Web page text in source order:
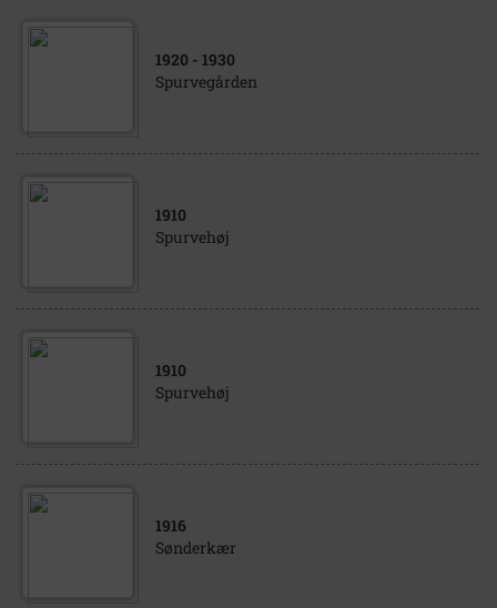
1920 - 1930
Spurvegården
1910
Spurvehøj
1910
Spurvehøj
1916
Sønderkær